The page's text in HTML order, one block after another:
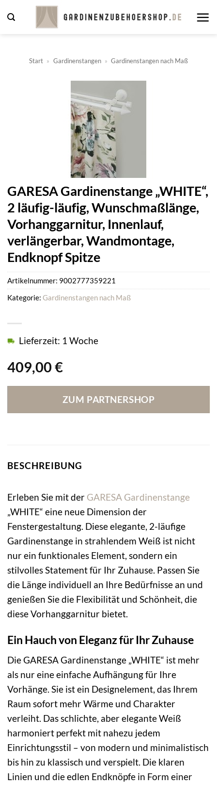
Inhalt
Start » Gardinenstangen » Gardinenstangen nach Maß
GARESA Gardinenstange „WHITE“,
2 läufig-läufig, Wunschmaßlänge,
Vorhanggarnitur, Innenlauf,
verlängerbar, Wandmontage,
Endknopf Spitze
409,00 €
Lieferzeit: 1 Woche
ZUM PARTNERSHOP
Artikelnummer: 9002777359221
Kategorie: Gardinenstangen nach Maß
BESCHREIBUNG
Erleben Sie mit der GARESA Gardinenstange
„WHITE“ eine neue Dimension der
Fenstergestaltung. Diese elegante, 2-läufige
Gardinenstange in strahlendem Weiß ist nicht
nur ein funktionales Element, sondern ein
stilvolles Statement für Ihr Zuhause. Passen Sie
die Länge individuell an Ihre Bedürfnisse an und
genießen Sie die Flexibilität und Schönheit, die
diese Vorhanggarnitur bietet.
Ein Hauch von Eleganz für Ihr Zuhause
Die GARESA Gardinenstange „WHITE“ ist mehr
als nur eine einfache Aufhängung für Ihre
Vorhänge. Sie ist ein Designelement, das Ihrem
Raum sofort mehr Wärme und Charakter
verleiht. Das schlichte, aber elegante Weiß
harmoniert perfekt mit nahezu jedem
Einrichtungsstil – von modern und minimalistisch
bis hin zu klassisch und verspielt. Die klaren
Linien und die edlen Endknöpfe in Form einer